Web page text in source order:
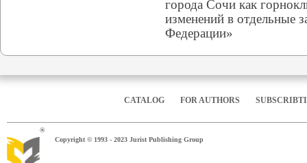
города Cочи как
изменений в отдельные
Федерации»
CATALOG FOR AUTHORS
®
Copyright © 1993 - 2023 Jurist Publishing Group